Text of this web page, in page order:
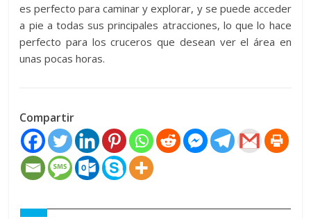
es perfecto para caminar y explorar, y se puede acceder
a pie a todas sus principales atracciones, lo que lo hace
perfecto para los cruceros que desean ver el área en
unas pocas horas.
Compartir